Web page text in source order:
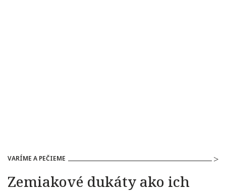
VARÍME A PEČIEME